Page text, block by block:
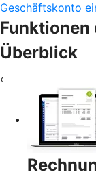
Geschäftskonto
Funktionen
Überblick
‹